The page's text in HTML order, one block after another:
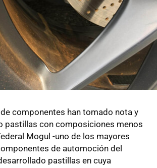
componentes han tomado nota y
pastillas con composiciones menos
Mogul -uno de los mayores
de automoción del
pastillas en cuya